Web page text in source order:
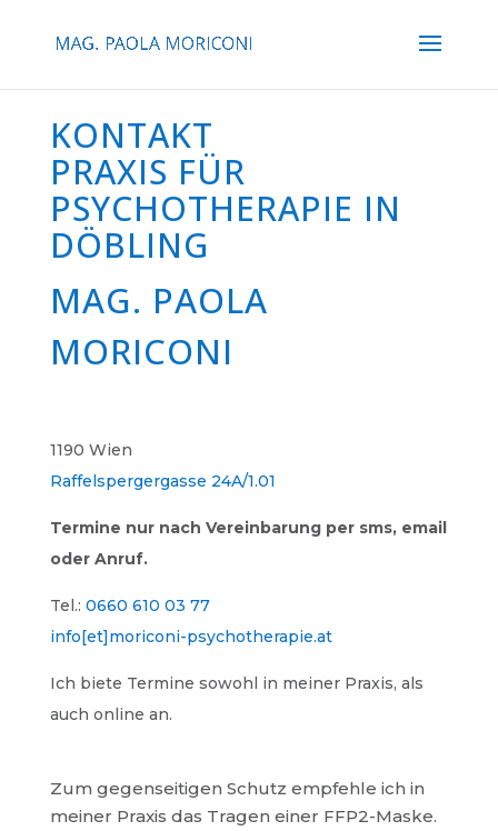
KONTAKT
PRAXIS FÜR
PSYCHOTHERAPIE IN
DÖBLING
MAG. PAOLA
MORICONI
1190 Wien
Raffelspergergasse 24A/1.01
Termine nur nach Vereinbarung per sms, email
oder Anruf.
Tel.: 0660 610 03 77
info[et]moriconi-psychotherapie.at
Ich biete Termine sowohl in meiner Praxis, als
auch online an.
Zum gegenseitigen Schutz empfehle ich in
meiner Praxis das Tragen einer FFP2-Maske.